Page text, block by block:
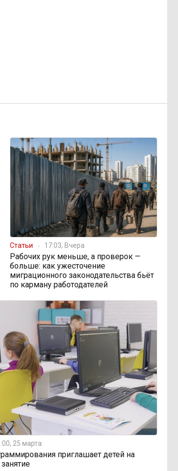
Статьи 17:03, Вчера
Рабочих рук меньше, а проверок —
больше: как ужесточение
миграционного законодательства бьёт
по карману работодателей
25 марта
приглашает детей на